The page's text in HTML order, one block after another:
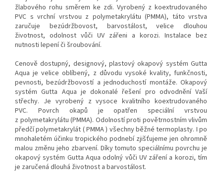
žlabového rohu směrem ke zdi. Vyrobený z koextrudovaného
PVC s vrchní vrstvou z polymetakrylátu (PMMA), táto vrstva
zaručuje bezúdržbovost, barvostálost, velice dlouhou
životnost, odolnost vůči UV zářeni a korozi. Instalace bez
nutnosti lepení či šroubování.
Cenově dostupný, designový, plastový okapový systém Gutta
Aqua je velice oblíbený, z důvodu vysoké kvality, funkčnosti,
pevnosti, bezúdržbovostí a jednoduchostí montáže. Okapový
systém Gutta Aqua je dokonalé řešení pro odvodnění Vaší
střechy. Je vyrobený z vysoce kvalitního koextrudovaného
PVC. Povrch okapů je opatřen speciální vrstvou
z polymetakrylátu (PMMA). Odolností proti povětrnostním vlivům
předčí polymetakrylát ( PMMA ) všechny běžné termoplasty. I po
mnohaletém účinku tropického podnebí zjišťujeme jen ohromně
malou změnu jeho zbarvení. Díky tomuto speciálnímu povrchu je
okapový systém Gutta Aqua odolný vůči UV záření a korozi, tím
je zaručená dlouhá životnost a barvostálost.